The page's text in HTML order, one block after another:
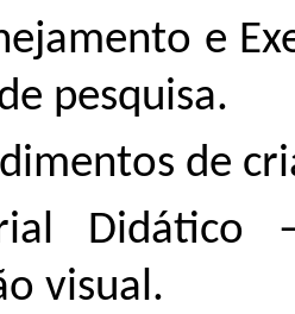
e
pesquisa.
de
Didático
visual.